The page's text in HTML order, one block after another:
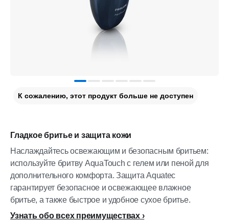
Гладкое бритье и защита кожи
Наслаждайтесь освежающим и безопасным бритьем:
используйте бритву AquaTouch с гелем или пеной для
дополнительного комфорта. Защита Aquatec
гарантирует безопасное и освежающее влажное
бритье, а также быстрое и удобное сухое бритье.
Узнать обо всех преимуществах
К сожалению, этот продукт больше не доступен